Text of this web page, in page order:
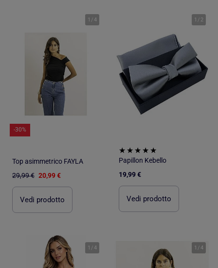
1 /4
-30%
Top asimmetrico FAYLA
29,99 € 20,99 €
Vedi prodotto
1 / 2
Papillon Kebello
19,99 €
Vedi prodotto
1 /4 1 /4